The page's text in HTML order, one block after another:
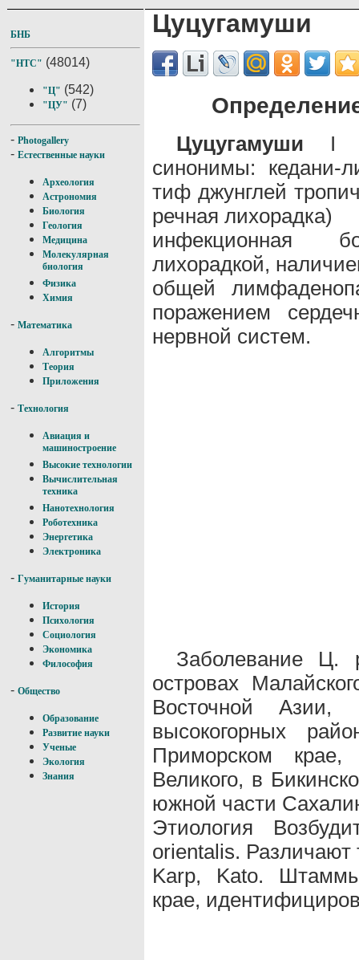
БНБ
"НТС" (48014)
"Ц" (542)
"ЦУ" (7)
- Photogallery
- Естественные науки
Археология
Астрономия
Биология
Геология
Медицина
Молекулярная
биология
Физика
Химия
- Математика
Алгоритмы
Теория
Приложения
- Технология
Авиация и
машиностроение
Высокие технологии
Вычислительная
техника
Нанотехнология
Роботехника
Энергетика
Электроника
- Гуманитарные науки
История
Психология
Социология
Экономика
Философия
- Общество
Образование
Развитие науки
Ученые
Экология
Знания
Цуцугамуши
Цуцугамуши
синонимы: кедани-
тиф джунглей
речная лихорадка)
инфекционная
лихорадкой,
общей
поражением
нервной систем.
Заболевание Ц.
островах
Восточной
высокогорных
Приморском
Великого, в
южной части
Этиология
orientalis. Различают
Karp, Kato.
крае,